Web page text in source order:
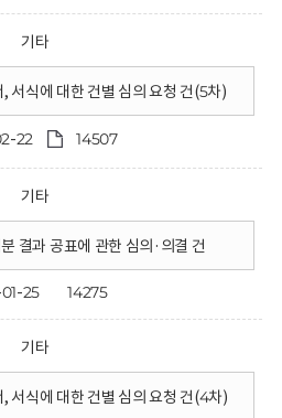
기타
서식에 대한 건별 심의 요청 건(5차)
22 14507
기타
결과 공표에 관한 심의·의결 건
25 14275
기타
서식에 대한 건별 심의 요청 건(4차)